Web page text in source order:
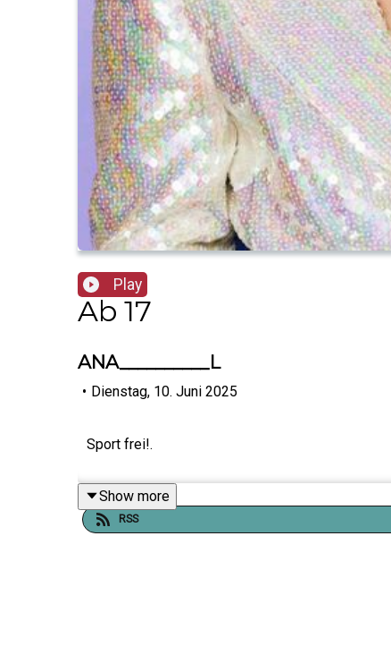
Play
Ab 17
ANA__________L
• Dienstag, 10. Juni 2025
Sport frei!.
Show more
RSS